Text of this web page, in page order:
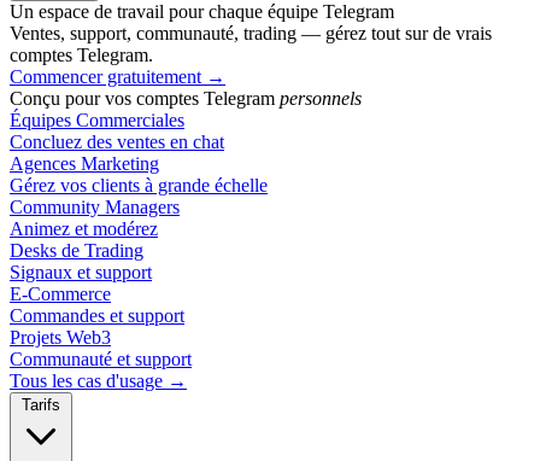
Un espace de travail pour chaque équipe Telegram
Ventes, support, communauté, trading — gérez tout sur de vrais
comptes Telegram.
Commencer gratuitement →
Conçu pour vos comptes Telegram personnels
Équipes Commerciales
Concluez des ventes en chat
Agences Marketing
Gérez vos clients à grande échelle
Community Managers
Animez et modérez
Desks de Trading
Signaux et support
E-Commerce
Commandes et support
Projets Web3
Communauté et support
Tous les cas d'usage →
Tarifs